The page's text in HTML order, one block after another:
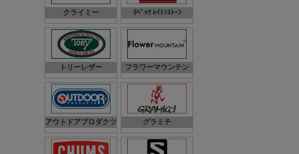
クライミー ﾘﾍﾞｯﾂ ﾚｲﾄﾝｽﾄｰﾝ
トリーレザー フラワーマウンテン
アウトドアプロダクツ グラミチ